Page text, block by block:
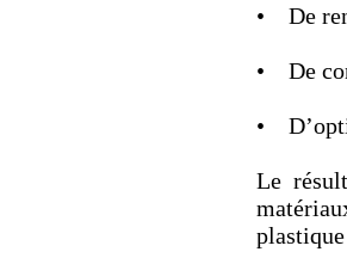
• De
• De
•
Le